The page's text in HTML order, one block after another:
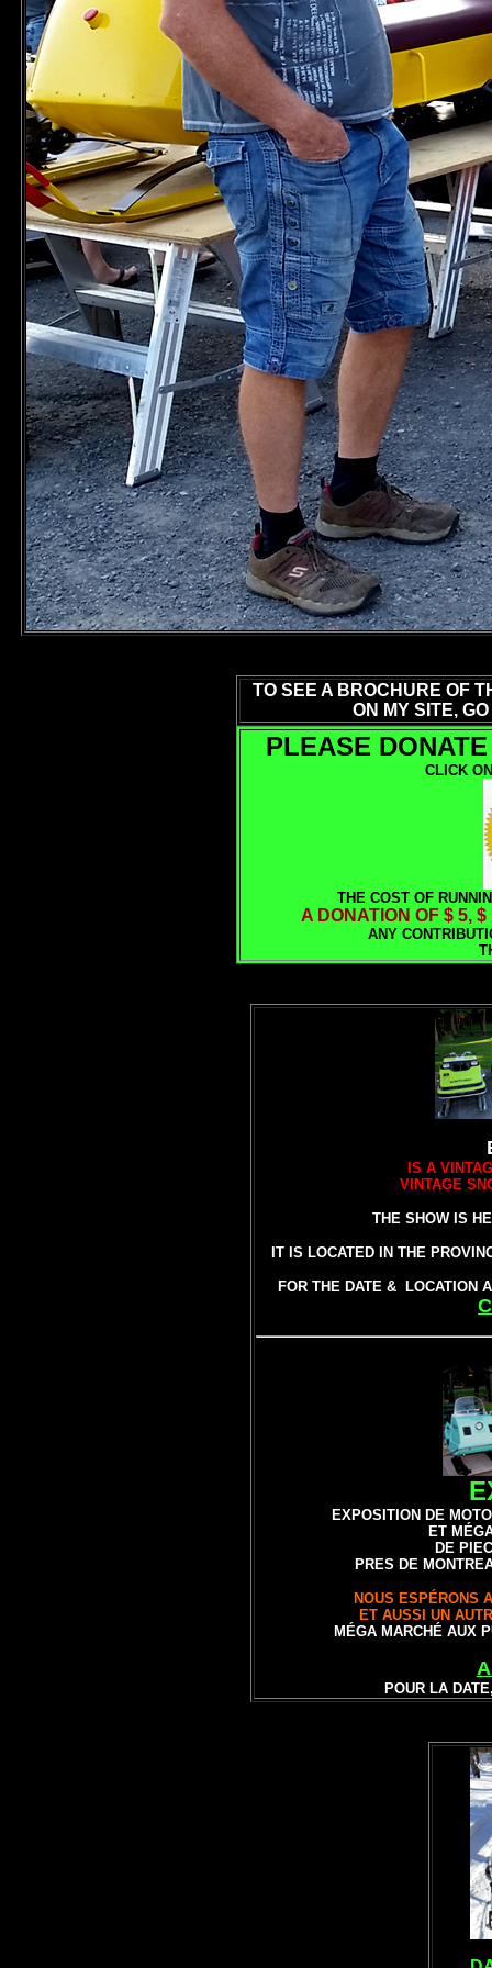
TO SEE A BROCHURE OF
ON MY SITE,
PLEASE
CLICK
THE COST OF
A DONATION OF $ 5, $
ANY
IS A
VINTAGE
THE SHOW IS
IT IS LOCATED IN THE
FOR THE DATE & LOCATION
EXPOSITION DE
ET
DE
PRES DE
NOUS ESPÉRONS
ET AUSSI UN
MÉGA MARCHÉ AUX
POUR LA